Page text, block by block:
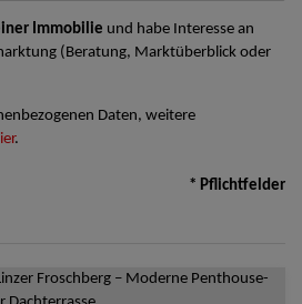
Immobilie und habe Interesse an
(Beratung, Marktüberblick oder
Daten, weitere
.
* Pflichtfelder